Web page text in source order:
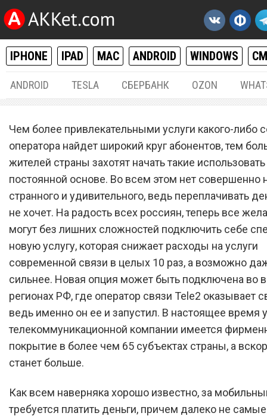
IPHONE IPAD MAC ANDROID WINDOWS
ANDROID TESLA СБЕРБАНК OZON
Сотовый оператор Tele2
запустил новую услугу,
снижает расходы в 10 раз
Чем более привлекательными услуги какого-либо
оператора найдет широкий круг абонентов, тем
жителей страны захотят начать такие
постоянной основе. Во всем этом нет совершенно
странного и удивительного, ведь переплачивать
не хочет. На радость всех россиян, теперь все
могут без лишних сложностей подключить себе
новую услугу, которая снижает расходы на услуги
современной связи в целых 10 раз, а возможно
сильнее. Новая опция может быть подключена во
регионах РФ, где оператор связи Tele2 оказывает
ведь именно он ее и запустил. В настоящее время
телекоммуникационной компании имеется
покрытие в более чем 65 субъектах страны, а
станет больше.
Как всем наверняка хорошо известно, за
требуется платить деньги, причем далеко не